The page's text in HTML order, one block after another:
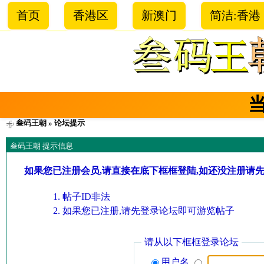
首页 香港区 新澳门 简洁:香港
叁码王朝 » 论坛提示
叁码王朝 提示信息
如果您已注册会员,请直接在底下框框登陆,如还没注册请
帖子ID非法
如果您已注册,请先登录论坛即可游览帖子
请从以下框框登录论坛
用户名